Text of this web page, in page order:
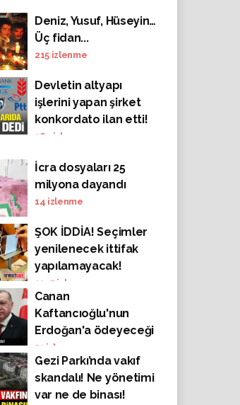
Deniz, Yusuf, Hüseyin…
Üç fidan...
215 izlenme
Devletin altyapı
işlerini yapan şirket
konkordato ilan etti!
164 izlenme
İcra dosyaları 25
milyona dayandı
14 izlenme
ŞOK İDDİA! Seçimler
yenilenecek ittifak
yapılamayacak!
1147izlenme
Canan
Kaftancıoğlu'nun
Erdoğan'a ödeyeceği
tazminat 5 katına
çıkarıldı!
51 izlenme
Gezi Parkı’nda vakıf
skandalı! Ne yönetimi
var ne de binası!